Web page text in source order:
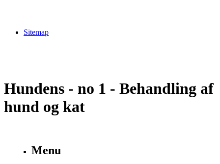
Sitemap
Hundens - no 1 - Behandling af
hund og kat
Menu